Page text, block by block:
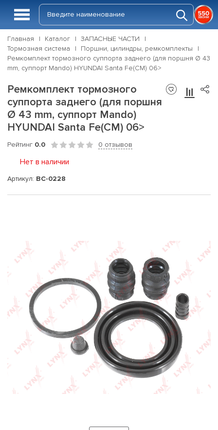
Главная Каталог
ЗАПАСНЫЕ ЧАСТИ
Тормозная система
Поршни, цилиндры, ремкомплекты
Ремкомплект тормозного суппорта заднего (для поршня Ø 43
mm, суппорт Mando) HYUNDAI Santa Fe(CM) 06>
Ремкомплект тормозного
суппорта заднего (для поршня
Ø 43 mm, суппорт Mando)
HYUNDAI Santa Fe(CM) 06>
Рейтинг 0.0 0 отзывов
Нет в наличии
Артикул: BC-0228